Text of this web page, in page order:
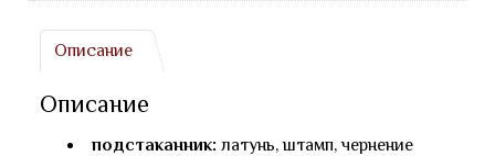
Описание
Описание
подстаканник: латунь, штамп, чернение